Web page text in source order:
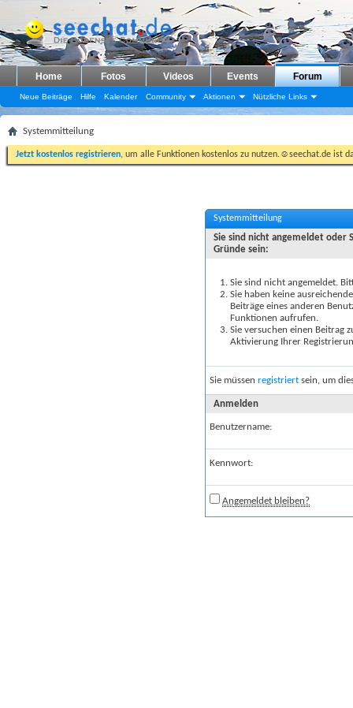
Home Fotos Videos Events Forum
Neue Beiträge Hilfe Kalender Community Aktionen Nützliche Links
Systemmitteilung
Jetzt kostenlos registrieren, um alle Funktionen kostenlos zu nutzen.☺seechat.de ist
Systemmitteilung
Sie sind nicht angemeldet oder
Gründe sein:
Sie sind nicht angemeldet.
Sie haben keine
Beiträge eines anderen
Funktionen aufrufen.
Sie versuchen einen Beitrag
Aktivierung Ihrer
Sie müssen registriert sein, um
Anmelden
Benutzername:
Kennwort:
Angemeldet bleiben?